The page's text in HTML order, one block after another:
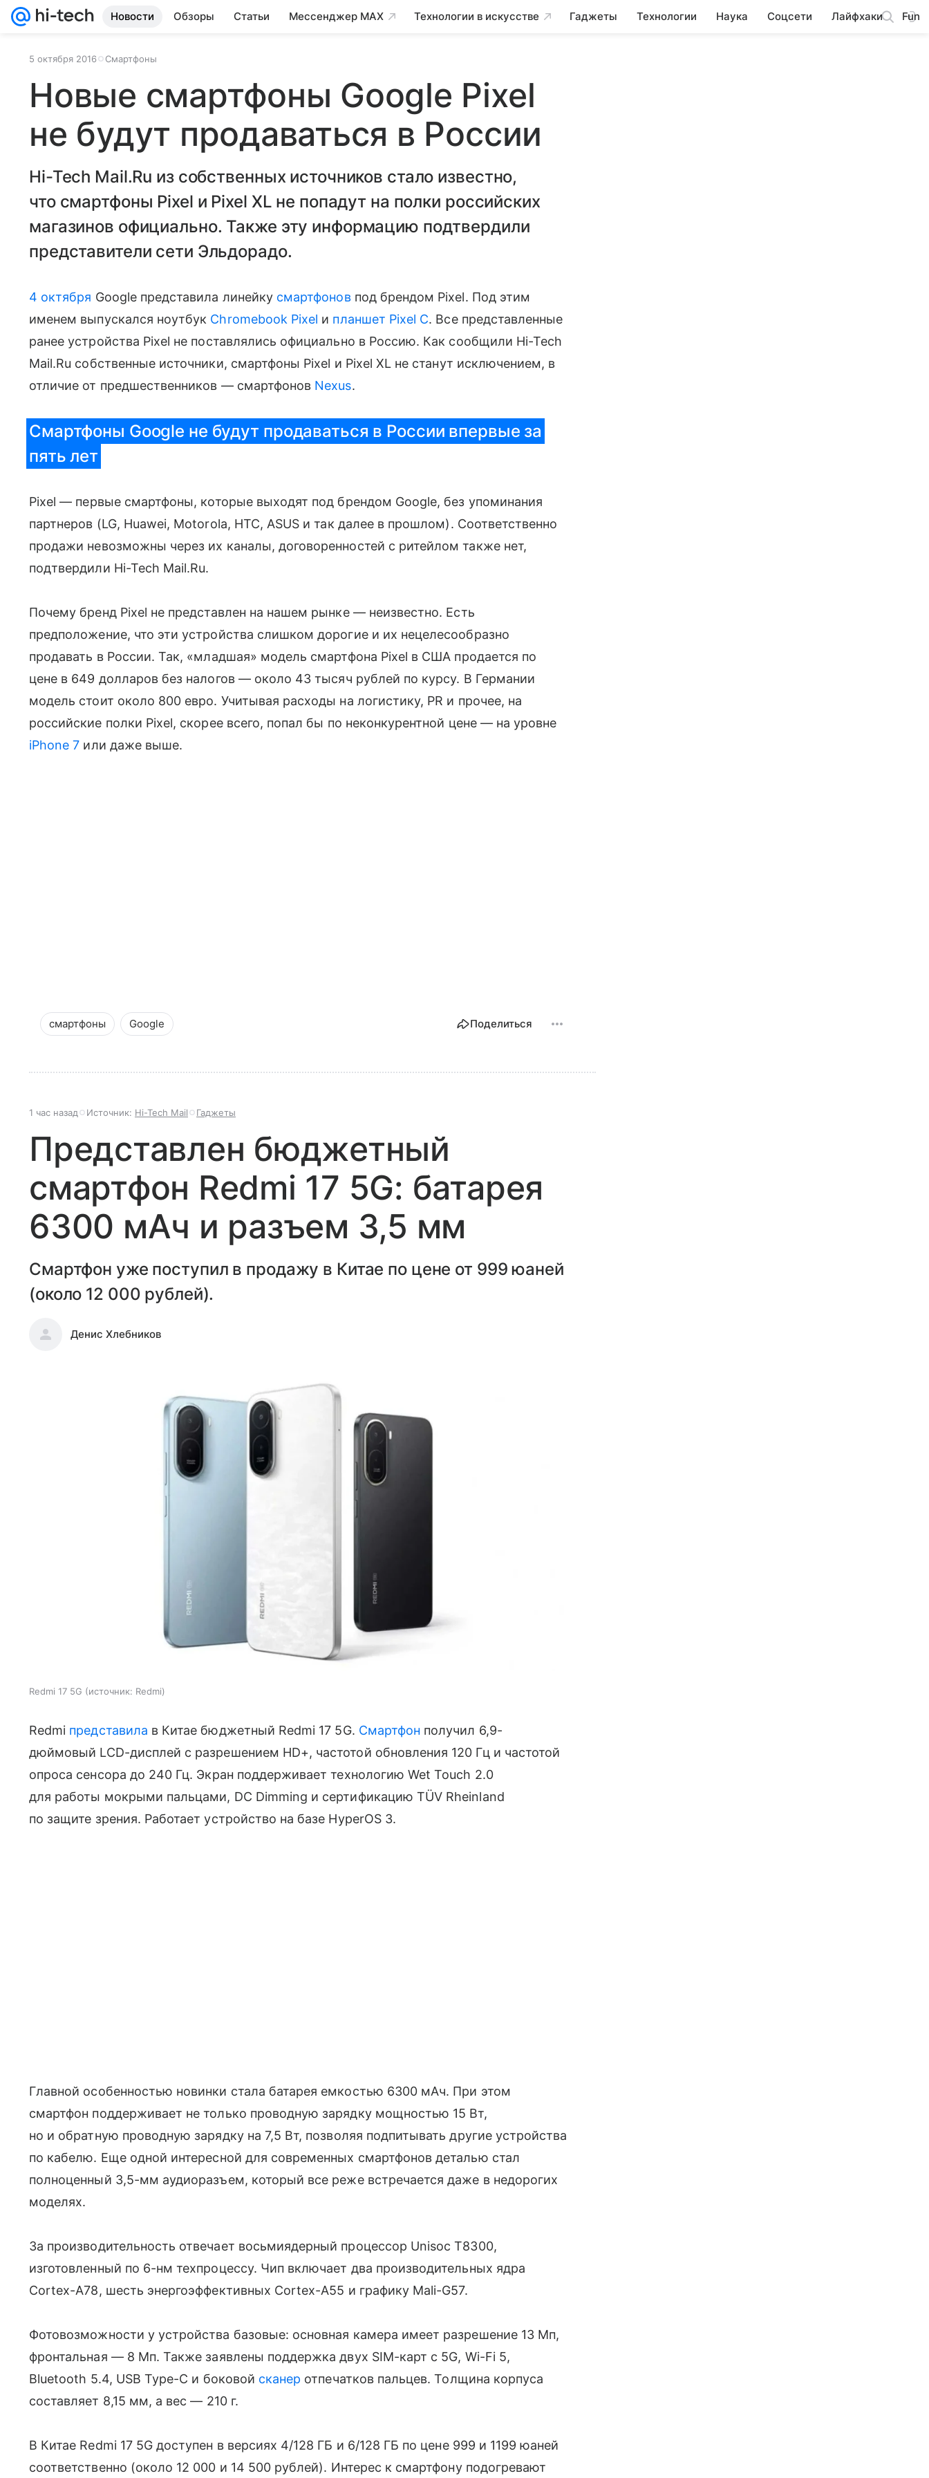
Новости Обзоры Статьи Мессенджер MAX Технологии в искусстве Гаджеты Технологии Наука Соцсети Лайфхаки Fun
5 октября 2016 Смартфоны
Новые смартфоны Google Pixel
не будут продаваться в России
Hi-Tech Mail.Ru из собственных источников стало известно,
что смартфоны Pixel и Pixel XL не попадут на полки российских
магазинов официально. Также эту информацию подтвердили
представители сети Эльдорадо.
4 октября Google представила линейку смартфоновпод брендом Pixel. Под этим
именем выпускался ноутбук Chromebook Pixel и планшет Pixel C. Все представленные
ранее устройства Pixel не поставлялись официально в Россию. Как сообщили Hi-Tech
Mail.Ru собственные источники, смартфоны Pixel и Pixel XL не станут исключением, в
отличие от предшественников — смартфонов Nexus.
Смартфоны Google не будут продаваться в России впервые за
пять лет
Pixel — первые смартфоны, которые выходят под брендом Google, без упоминания
партнеров (LG, Huawei, Motorola, HTC, ASUS и так далее в прошлом). Соответственно
продажи невозможны через их каналы, договоренностей с ритейлом также нет,
подтвердили Hi-Tech Mail.Ru.
Почему бренд Pixel не представлен на нашем рынке — неизвестно. Есть
предположение, что эти устройства слишком дорогие и их нецелесообразно
продавать в России. Так, «младшая» модель смартфона Pixel в США продается по
цене в 649 долларов без налогов — около 43 тысяч рублей по курсу. В Германии
модель стоит около 800 евро. Учитывая расходы на логистику, PR и прочее, на
российские полки Pixel, скорее всего, попал бы по неконкурентной цене — на уровне
iPhone 7 или даже выше.
смартфоны Google Поделиться
1 час назад Источник: Hi-Tech Mail Гаджеты
Представлен бюджетный
смартфон Redmi 17 5G: батарея
6300 мАч и разъем 3,5 мм
Смартфон уже поступил в продажу в Китае по цене от 999 юаней
(около 12 000 рублей).
Денис Хлебников
Redmi 17 5G источник: Redmi
Redmi представила в Китае бюджетный Redmi 17 5G. Смартфон получил 6,9-
дюймовый LCD-дисплей с разрешением HD+, частотой обновления 120 Гц и частотой
опроса сенсора до 240 Гц. Экран поддерживает технологию Wet Touch 2.0
для работы мокрыми пальцами, DC Dimming и сертификацию TÜV Rheinland
по защите зрения. Работает устройство на базе HyperOS 3.
Главной особенностью новинки стала батарея емкостью 6300 мАч. При этом
смартфон поддерживает не только проводную зарядку мощностью 15 Вт,
но и обратную проводную зарядку на 7,5 Вт, позволяя подпитывать другие устройства
по кабелю. Еще одной интересной для современных смартфонов деталью стал
полноценный 3,5-мм аудиоразъем, который все реже встречается даже в недорогих
моделях.
За производительность отвечает восьмиядерный процессор Unisoc T8300,
изготовленный по 6-нм техпроцессу. Чип включает два производительных ядра
Cortex-A78, шесть энергоэффективных Cortex-A55 и графику Mali-G57.
Фотовозможности у устройства базовые: основная камера имеет разрешение 13 Мп,
фронтальная — 8 Мп. Также заявлены поддержка двух SIM-карт с 5G, Wi-Fi 5,
Bluetooth 5.4, USB Type-C и боковой сканер отпечатков пальцев. Толщина корпуса
составляет 8,15 мм, а вес — 210 г.
В Китае Redmi 17 5G доступен в версиях 4/128 ГБ и 6/128 ГБ по цене 999 и 1199 юаней
соответственно (около 12 000 и 14 500 рублей). Интерес к смартфону подогревают